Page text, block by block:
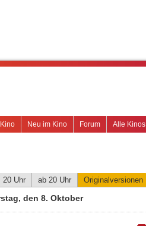
Alle Kinos
Forum
Neu im Kino
20 Uhr ab 20 Uhr Originalversionen
den 8. Oktober